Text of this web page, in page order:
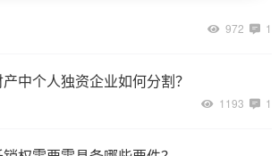
972 1
中个人独资企业如何分割？
1193 1